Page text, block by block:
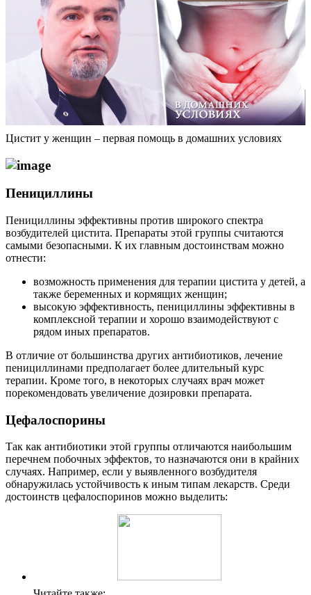
Цистит у женщин – первая помощь в домашних условиях
Пенициллины
Пенициллины эффективны против широкого спектра
возбудителей цистита. Препараты этой группы считаются
самыми безопасными. К их главным достоинствам можно
отнести:
возможность применения для терапии цистита у детей, а
также беременных и кормящих женщин;
высокую эффективность, пенициллины эффективны в
комплексной терапии и хорошо взаимодействуют с
рядом иных препаратов.
В отличие от большинства других антибиотиков, лечение
пенициллинами предполагает более длительный курс
терапии. Кроме того, в некоторых случаях врач может
порекомендовать увеличение дозировки препарата.
Цефалоспорины
Так как антибиотики этой группы отличаются наибольшим
перечнем побочных эффектов, то назначаются они в крайних
случаях. Например, если у выявленного возбудителя
обнаружилась устойчивость к иным типам лекарств. Среди
достоинств цефалоспоринов можно выделить: